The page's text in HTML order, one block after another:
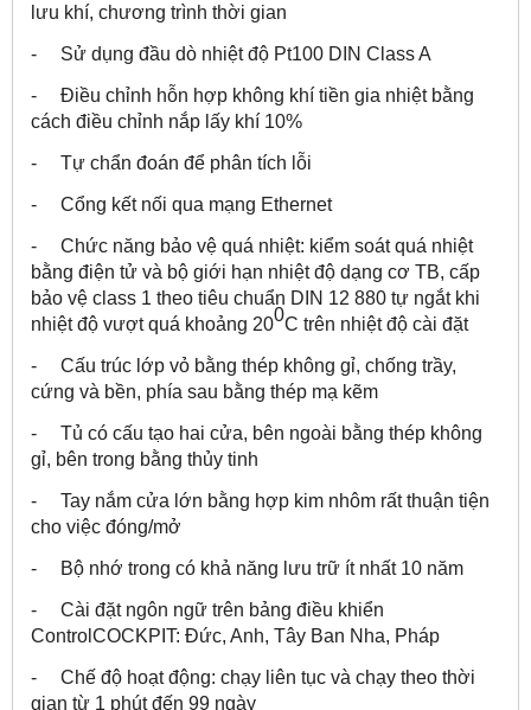
lưu khí, chương trình thời gian
- Sử dụng đầu dò nhiệt độ Pt100 DIN Class A
- Điều chỉnh hỗn hợp không khí tiền gia nhiệt bằng
cách điều chỉnh nắp lấy khí 10%
- Tự chẩn đoán để phân tích lỗi
- Cổng kết nối qua mạng Ethernet
- Chức năng bảo vệ quá nhiệt: kiểm soát quá nhiệt
bằng điện tử và bộ giới hạn nhiệt độ dạng cơ TB, cấp
bảo vệ class 1 theo tiêu chuẩn DIN 12 880 tự ngắt khi
nhiệt độ vượt quá khoảng 200C trên nhiệt độ cài đặt
- Cấu trúc lớp vỏ bằng thép không gỉ, chống trầy,
cứng và bền, phía sau bằng thép mạ kẽm
- Tủ có cấu tạo hai cửa, bên ngoài bằng thép không
gỉ, bên trong bằng thủy tinh
- Tay nắm cửa lớn bằng hợp kim nhôm rất thuận tiện
cho việc đóng/mở
- Bộ nhớ trong có khả năng lưu trữ ít nhất 10 năm
- Cài đặt ngôn ngữ trên bảng điều khiển
ControlCOCKPIT: Đức, Anh, Tây Ban Nha, Pháp
- Chế độ hoạt động: chạy liên tục và chạy theo thời
gian từ 1 phút đến 99 ngày